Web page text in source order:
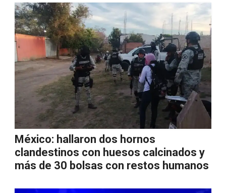
México: hallaron dos hornos
clandestinos con huesos calcinados y
más de 30 bolsas con restos humanos